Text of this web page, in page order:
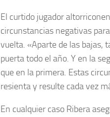
El curtido jugador
circunstancias negativas
vuelta. «Aparte de las bajas,
puerta todo el año. Y en la
que en la primera. Estas
resienta y resulte cada vez
En cualquier caso Ribera